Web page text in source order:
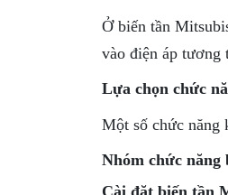
Ở biến tần
vào điện áp tương
Lựa chọn chức
Một số chức năng
Nhóm chức năng
Cài đặt biến tần